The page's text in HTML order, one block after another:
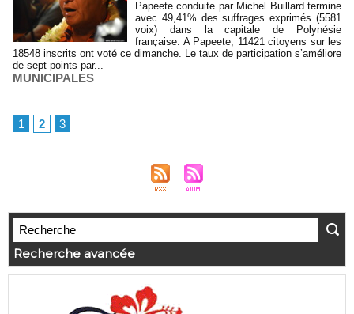
Papeete conduite par Michel Buillard termine
avec 49,41% des suffrages exprimés (5581
voix) dans la capitale de Polynésie
française. A Papeete, 11421 citoyens sur les
18548 inscrits ont voté ce dimanche. Le taux de participation s’améliore
de sept points par...
MUNICIPALES
1 2 3
Recherche avancée